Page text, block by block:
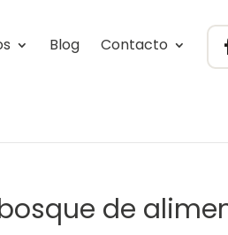
Blog Contacto
de